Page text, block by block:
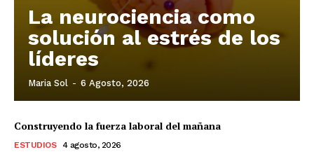
La neurociencia como
solución al estrés de los
líderes
Maria Sol - 6 Agosto, 2026
Construyendo la fuerza laboral del mañana
ESTUDIOS 4 agosto, 2026